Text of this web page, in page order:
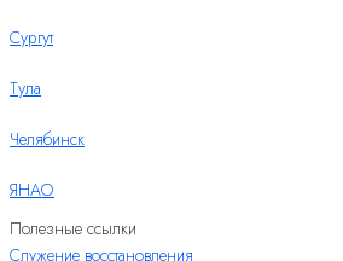
Сургут
Тула
Челябинск
ЯНАО
Полезные ссылки
Служение восстановления